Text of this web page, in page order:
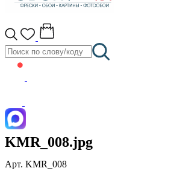
KMR_008.jpg
Арт. KMR_008